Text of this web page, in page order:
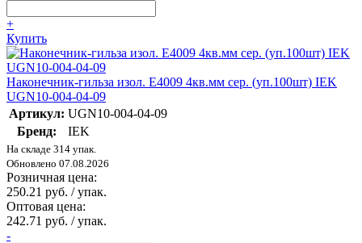
+
Купить
Наконечник-гильза изол. Е4009 4кв.мм сер. (уп.100шт) IEK
UGN10-004-04-09
Артикул: UGN10-004-04-09
Бренд:
IEK
На складе 314 упак.
Обновлено 07.08.2026
Розничная цена:
250.21 руб. / упак.
Оптовая цена:
242.71 руб. / упак.
-